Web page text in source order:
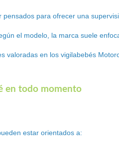
para ofrecer una
el modelo, la marca suele
valoradas en los vigilabebés
en todo momento
estar orientados a: